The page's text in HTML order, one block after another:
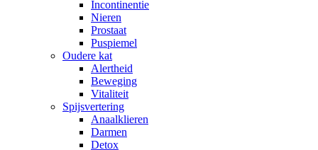
Incontinentie
Nieren
Prostaat
Puspiemel
Oudere kat
Alertheid
Beweging
Vitaliteit
Spijsvertering
Anaalklieren
Darmen
Detox